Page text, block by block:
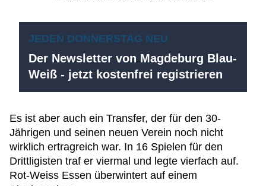
JEDEN DONNERSTAG NEU
Der Newsletter von Magdeburg Blau-
Weiß - jetzt kostenfrei registrieren
Es ist aber auch ein Transfer, der für den 30-
Jährigen und seinen neuen Verein noch nicht
wirklich ertragreich war. In 16 Spielen für den
Drittligisten traf er viermal und legte vierfach auf.
Rot-Weiss Essen überwintert auf einem